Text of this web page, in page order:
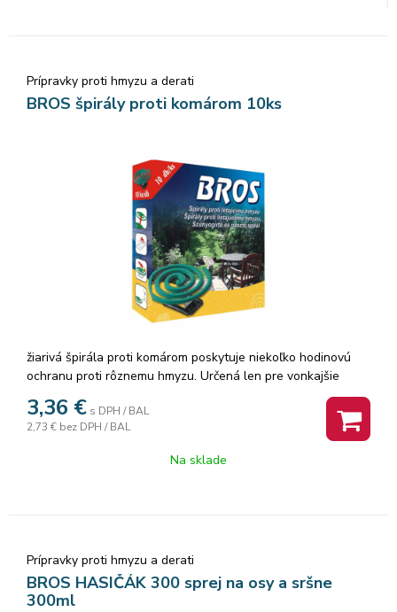
Prípravky proti hmyzu a derati
BROS špirály proti komárom 10ks
žiarivá špirála proti komárom poskytuje niekoľko hodinovú
ochranu proti rôznemu hmyzu. Určená len pre vonkajšie
použitie - v záhradách, na terasách či balkónoch. Dym z
tlejúci špirály pôsobí insekticídne a odpudzuje hmyz. S
priemerom 11 cm. V balení 10 ks. ''Používajte biocídy
etiketu a informácie o výrobku.''
3,36 € s DPH / BAL
2,73 € bez DPH / BAL
Na sklade
Prípravky proti hmyzu a derati
BROS HASIČÁK 300 sprej na osy a sršne
300ml